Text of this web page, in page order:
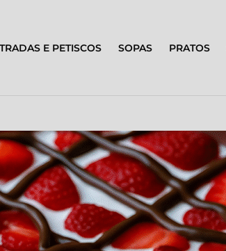
E PETISCOS SOPAS PRATOS